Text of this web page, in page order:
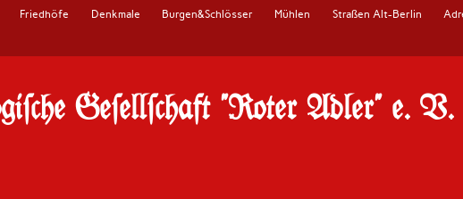
Friedhöfe Denkmale Burgen&Schlösser Mühlen Straßen Alt-Berlin
Ge#ell#chaft "Roter Adler" e. V.